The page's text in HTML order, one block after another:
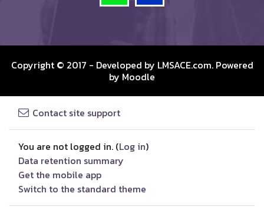
Copyright © 2017 - Developed by LMSACE.com. Powered
by Moodle
Contact site support
You are not logged in. (Log in)
Data retention summary
Get the mobile app
Switch to the standard theme